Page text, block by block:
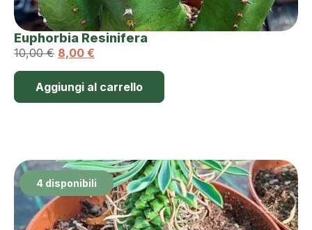
Euphorbia Resinifera
10,00€ 8,00 €
Aggiungi al carrello
4 disponibili